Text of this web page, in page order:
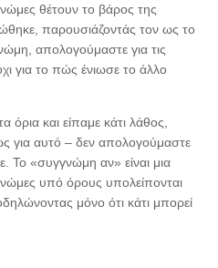
θέτουν το βάρος της
παρουσιάζοντάς τον ως το
απολογούμαστε για τις
για το πώς ένιωσε το άλλο
και είπαμε κάτι λάθος,
για αυτό – δεν απολογούμαστε
Το «συγγνώμη αν» είναι μια
υπό όρους υπολείπονται
μόνο ότι κάτι μπορεί